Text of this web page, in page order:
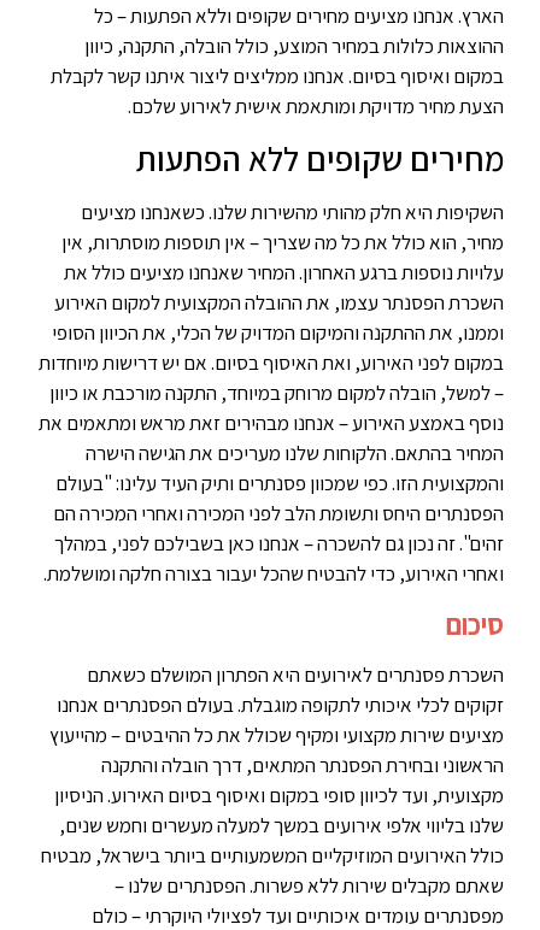
הארץ. אנחנו מציעים מחירים שקופים וללא הפתעות – כל
ההוצאות כלולות במחיר המוצע, כולל הובלה, התקנה, כיוון
במקום ואיסוף בסיום. אנחנו ממליצים ליצור איתנו קשר לקבלת
הצעת מחיר מדויקת ומותאמת אישית לאירוע שלכם.
מחירים שקופים ללא הפתעות
השקיפות היא חלק מהותי מהשירות שלנו. כשאנחנו מציעים
מחיר, הוא כולל את כל מה שצריך – אין תוספות מוסתרות, אין
עלויות נוספות ברגע האחרון. המחיר שאנחנו מציעים כולל את
השכרת הפסנתר עצמו, את ההובלה המקצועית למקום האירוע
וממנו, את ההתקנה והמיקום המדויק של הכלי, את הכיוון הסופי
במקום לפני האירוע, ואת האיסוף בסיום. אם יש דרישות מיוחדות
– למשל, הובלה למקום מרוחק במיוחד, התקנה מורכבת או כיוון
נוסף באמצע האירוע – אנחנו מבהירים זאת מראש ומתאמים את
המחיר בהתאם. הלקוחות שלנו מעריכים את הגישה הישרה
והמקצועית הזו. כפי שמכוון פסנתרים ותיק העיד עלינו: "בעולם
הפסנתרים היחס ותשומת הלב לפני המכירה ואחרי המכירה הם
זהים". זה נכון גם להשכרה – אנחנו כאן בשבילכם לפני, במהלך
ואחרי האירוע, כדי להבטיח שהכל יעבור בצורה חלקה ומושלמת.
סיכום
השכרת פסנתרים לאירועים היא הפתרון המושלם כשאתם
זקוקים לכלי איכותי לתקופה מוגבלת. בעולם הפסנתרים אנחנו
מציעים שירות מקצועי ומקיף שכולל את כל ההיבטים – מהייעוץ
הראשוני ובחירת הפסנתר המתאים, דרך הובלה והתקנה
מקצועית, ועד לכיוון סופי במקום ואיסוף בסיום האירוע. הניסיון
שלנו בליווי אלפי אירועים במשך למעלה מעשרים וחמש שנים,
כולל האירועים המוזיקליים המשמעותיים ביותר בישראל, מבטיח
שאתם מקבלים שירות ללא פשרות. הפסנתרים שלנו –
מפסנתרים עומדים איכותיים ועד לפציולי היוקרתי – כולם